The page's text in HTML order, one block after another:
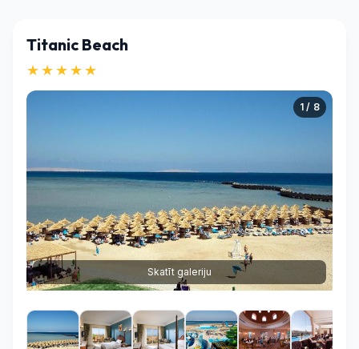
Titanic Beach
★★★★★
1 / 8
Skatīt galeriju